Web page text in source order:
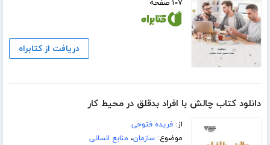
۱۰۷ صفحه
دریافت از کتابراه
دانلود کتاب چالش با افراد بدقلق در محیط کار
از:فریده فتوحی
موضوع:سازمان، منابع انسانی